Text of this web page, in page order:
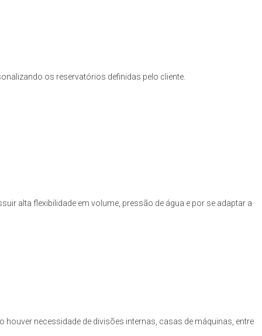
os reservatórios definidas pelo cliente.
alta flexibilidade em volume, pressão de água e por se adaptar a
necessidade de divisões internas, casas de máquinas, entre